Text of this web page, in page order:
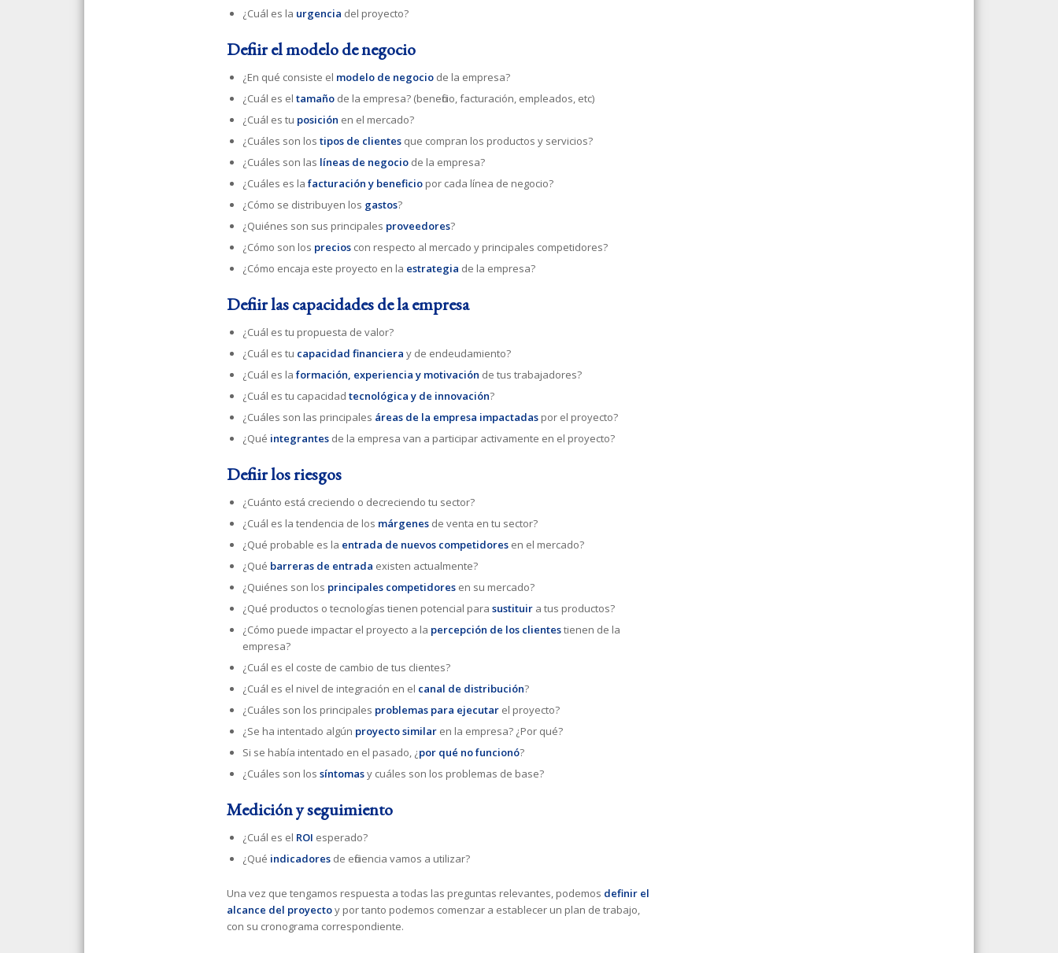
¿Cuál es la urgencia del proyecto?
Definir el modelo de negocio
¿En qué consiste el modelo de negocio de la empresa?
¿Cuál es el tamaño de la empresa? (beneficio, facturación, empleados, etc)
¿Cuál es tu posición en el mercado?
¿Cuáles son los tipos de clientes que compran los productos y servicios?
¿Cuáles son las líneas de negocio de la empresa?
¿Cuáles es la facturación y beneficio por cada línea de negocio?
¿Cómo se distribuyen los gastos?
¿Quiénes son sus principales proveedores?
¿Cómo son los precios con respecto al mercado y principales competidores?
¿Cómo encaja este proyecto en la estrategia de la empresa?
Definir las capacidades de la empresa
¿Cuál es tu propuesta de valor?
¿Cuál es tu capacidad financiera y de endeudamiento?
¿Cuál es la formación, experiencia y motivación de tus trabajadores?
¿Cuál es tu capacidad tecnológica y de innovación?
¿Cuáles son las principales áreas de la empresa impactadas por el proyecto?
¿Qué integrantes de la empresa van a participar activamente en el proyecto?
Definir los riesgos
¿Cuánto está creciendo o decreciendo tu sector?
¿Cuál es la tendencia de los márgenes de venta en tu sector?
¿Qué probable es la entrada de nuevos competidores en el mercado?
¿Qué barreras de entrada existen actualmente?
¿Quiénes son los principales competidores en su mercado?
¿Qué productos o tecnologías tienen potencial para sustituir a tus productos?
¿Cómo puede impactar el proyecto a la percepción de los clientestienen de la
empresa?
¿Cuál es el coste de cambio de tus clientes?
¿Cuál es el nivel de integración en el canal de distribución?
¿Cuáles son los principales problemas para ejecutar el proyecto?
¿Se ha intentado algún proyecto similar en la empresa? ¿Por qué?
Si se había intentado en el pasado, ¿por qué no funcionó?
¿Cuáles son los síntomasy cuáles son los problemas de base?
Medición y seguimiento
¿Cuál es el ROI esperado?
¿Qué indicadores de eficiencia vamos a utilizar?
Una vez que tengamos respuesta a todas las preguntas relevantes, podemos definir el
alcance del proyectoy por tanto podemos comenzar a establecer un plan de trabajo,
con su cronograma correspondiente.